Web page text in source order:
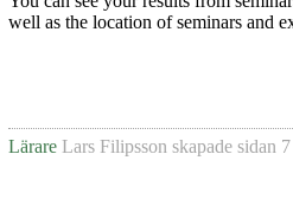
well as the location of seminars and
Lärare Lars Filipsson skapade sidan